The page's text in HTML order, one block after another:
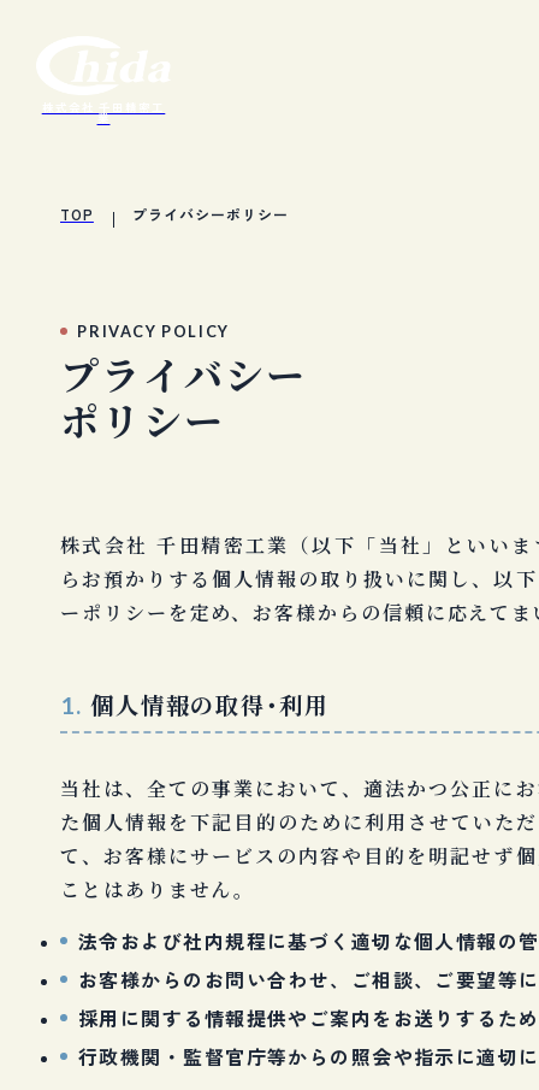
業
TOP プライバシーポリシー
PRIVACY POLICY
プライ バシー
ポ リ シー
株式会社 千田精密工業（以下「当社」といい
らお預かりする個人情報の取り扱いに関し、以
ーポリシーを定め、お客様からの信頼に応えて
1. 個人情報の取得・利用
当社は、全ての事業において、適法かつ公正に
た個人情報を下記目的のために利用させていた
て、お客様にサービスの内容や目的を明記せず
ことはありません。
法令および社内規程に基づく適切な個人情報の
お客様からのお問い合わせ、ご相談、ご要望等
採用に関する情報提供やご案内をお送りするため
行政機関・監督官庁等からの照会や指示に適切